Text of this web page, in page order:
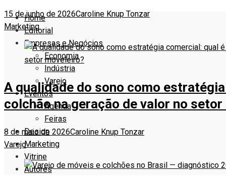
Home
Editorial
Empresas e Negócios
Economia
Indústria
Varejo
Eventos
Agenda
Feiras
Design
Marketing
Vitrine
Autores
15 de junho de 2026Caroline Knup Tonzar
Marketing
A qualidade do sono como
colchão na geração de valor no
8 de maio de 2026Caroline Knup Tonzar
Varejo